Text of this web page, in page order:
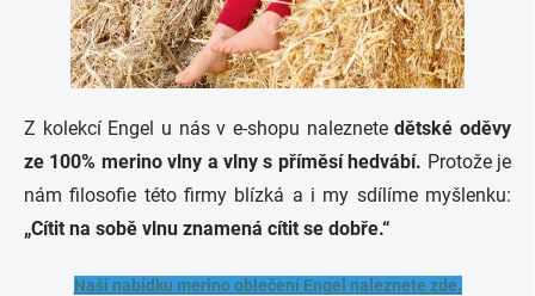
Z kolekcí Engel u nás v e-shopu naleznetedětské oděvy
ze 100% merino vlny a vlny s příměsí hedvábí. Protože je
nám filosofie této firmy blízká a i my sdílíme myšlenku:
„Cítit na sobě vlnu znamená cítit se dobře.“
Naši nabídku merino oblečení Engel naleznete zde.